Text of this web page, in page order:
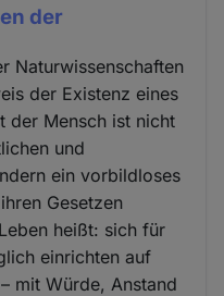
der
Naturwissenschaften
der Existenz eines
der Mensch ist nicht
und
ein vorbildloses
Gesetzen
heißt: sich für
einrichten auf
mit Würde, Anstand